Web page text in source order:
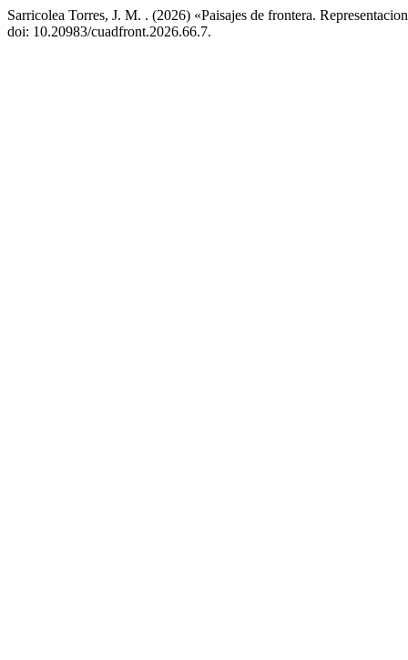
Sarricolea Torres, J. M. . (2026) «Paisajes de frontera.
doi: 10.20983/cuadfront.2026.66.7.